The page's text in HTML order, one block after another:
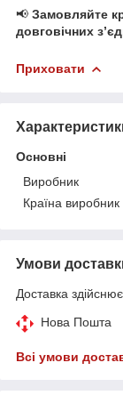
📢 Замовляйте
довговічних
Приховати
Основні
Виробник
Країна виробник
Умови
Доставка
Нова Пошта
Всі умови